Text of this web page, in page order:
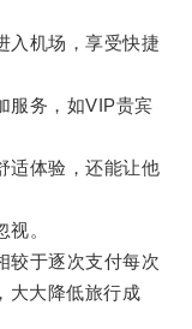
机场，享受快捷
务，如VIP贵宾
体验，还能让他
。
于逐次支付每次
大大降低旅行成